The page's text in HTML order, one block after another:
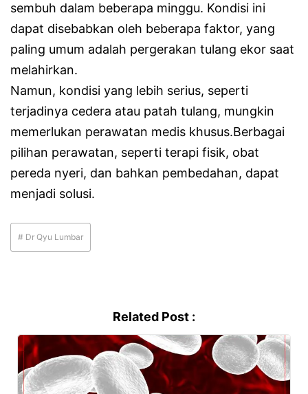
sembuh dalam beberapa minggu. Kondisi ini
dapat disebabkan oleh beberapa faktor, yang
paling umum adalah pergerakan tulang ekor saat
melahirkan.
Namun, kondisi yang lebih serius, seperti
terjadinya cedera atau patah tulang, mungkin
memerlukan perawatan medis khusus.Berbagai
pilihan perawatan, seperti terapi fisik, obat
pereda nyeri, dan bahkan pembedahan, dapat
menjadi solusi.
# Dr Qyu Lumbar
Related Post :